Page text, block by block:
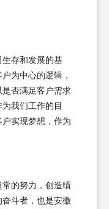
存和发展的基
为中心的逻辑，
否满足客户需求
我们工作的目
实现梦想，作为
的努力，创造绩
斗者，也是安徽